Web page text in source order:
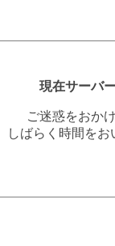
現在サーバ
ご迷惑をおか
しばらく時間を